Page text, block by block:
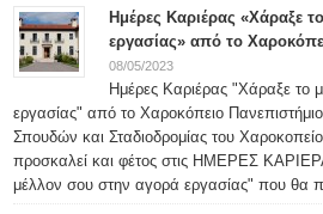
Ημέρες Καριέρας «Χάραξε
εργασίας» από το
08/05/2023
Ημέρες Καριέρας "Χάραξε το
εργασίας" από το Χαροκόπειο
Σπουδών και Σταδιοδρομίας του
προσκαλεί και φέτος στις ΗΜΕΡΕΣ
μέλλον σου στην αγορά εργασίας" που θα